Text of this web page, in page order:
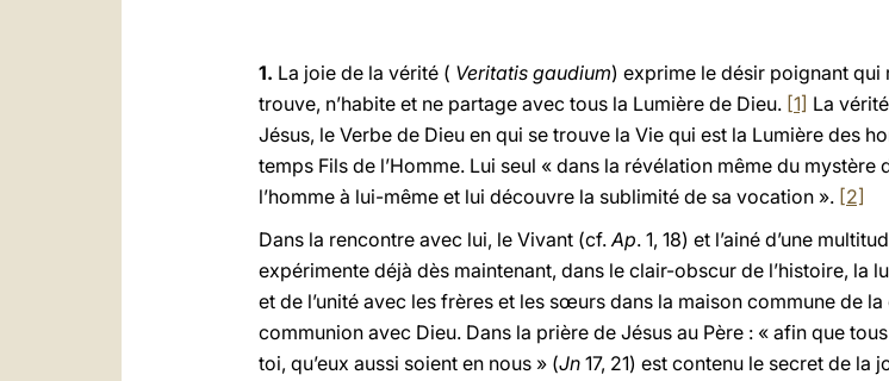
1. La joie de la vérité ( Veritatis gaudium) exprime le désir poignant
trouve, n’habite et ne partage avec tous la Lumière de Dieu. [1] La
Jésus, le Verbe de Dieu en qui se trouve la Vie qui est la Lumière des
temps Fils de l’Homme. Lui seul « dans la révélation même du
l’homme à lui-même et lui découvre la sublimité de sa vocation ». [2]
Dans la rencontre avec lui, le Vivant (cf.Ap. 1, 18) et l’ainé d’une
expérimente déjà dès maintenant, dans le clair-obscur de l’histoire, la
et de l’unité avec les frères et les sœurs dans la maison commune de
communion avec Dieu. Dans la prière de Jésus au Père : « afin que
toi, qu’eux aussi soient en nous » (Jn 17, 21) est contenu le secret de